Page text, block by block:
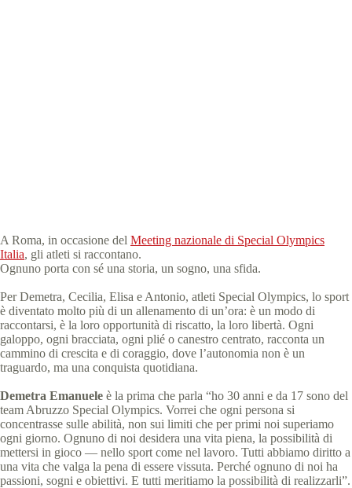
A Roma, in occasione del Meeting nazionale di Special Olympics
Italia, gli atleti si raccontano.
Ognuno porta con sé una storia, un sogno, una sfida.
Per Demetra, Cecilia, Elisa e Antonio, atleti Special Olympics, lo sport
è diventato molto più di un allenamento di un’ora: è un modo di
raccontarsi, è la loro opportunità di riscatto, la loro libertà. Ogni
galoppo, ogni bracciata, ogni plié o canestro centrato, racconta un
cammino di crescita e di coraggio, dove l’autonomia non è un
traguardo, ma una conquista quotidiana.
Demetra Emanuele è la prima che parla “ho 30 anni e da 17 sono del
team Abruzzo Special Olympics. Vorrei che ogni persona si
concentrasse sulle abilità, non sui limiti che per primi noi superiamo
ogni giorno. Ognuno di noi desidera una vita piena, la possibilità di
mettersi in gioco — nello sport come nel lavoro. Tutti abbiamo diritto a
una vita che valga la pena di essere vissuta. Perché ognuno di noi ha
passioni, sogni e obiettivi. E tutti meritiamo la possibilità di realizzarli”.